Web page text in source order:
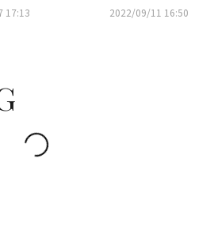
放送
17:13
ン・ソイ、苦労の末に掴んだ3
2022/09/11 16:50